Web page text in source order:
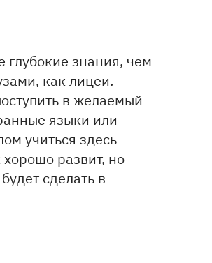
знания, чем
как лицеи.
в желаемый
языки или
учиться здесь
развит, но
сделать в